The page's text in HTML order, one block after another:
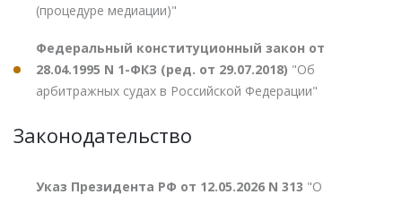
(процедуре медиации)"
Федеральный конституционный закон от
28.04.1995 N 1-ФКЗ (ред. от 29.07.2018) "Об
арбитражных судах в Российской Федерации"
Законодательство
Указ Президента РФ от 12.05.2026 N 313 "О